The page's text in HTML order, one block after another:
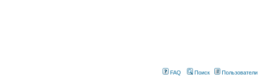
FAQ Поиск Пользователи